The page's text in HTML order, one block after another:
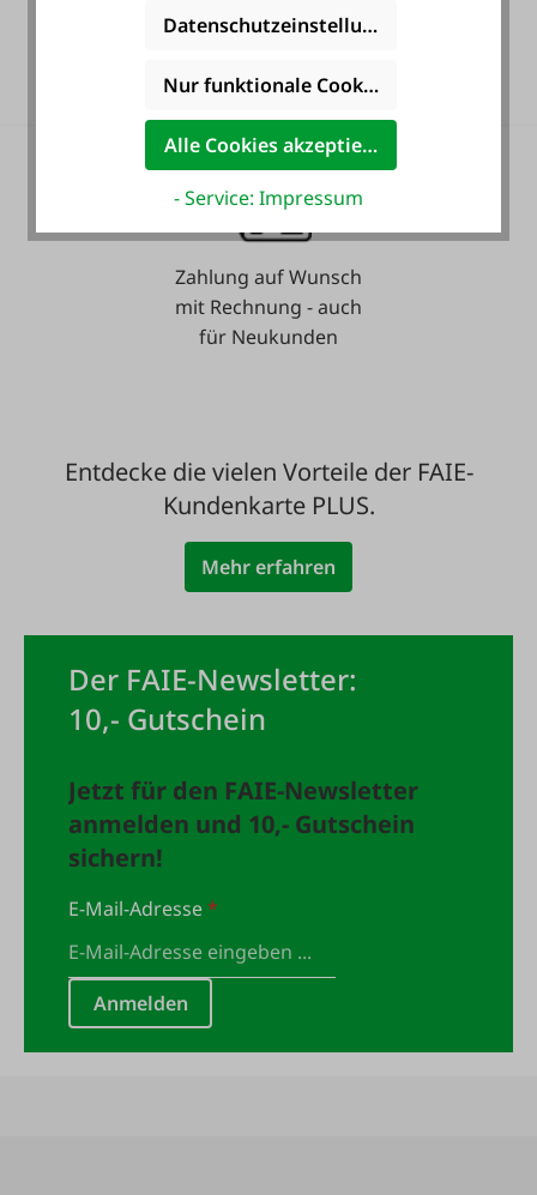
36 Monate
Zahlung auf Wunsch
mit Rechnung - auch
für Neukunden
Entdecke die vielen Vorteile der FAIE-
Kundenkarte PLUS.
Mehr erfahren
Der FAIE-Newsletter:
10,- Gutschein
Jetzt für den FAIE-Newsletter
anmelden und 10,- Gutschein
sichern!
E-Mail-Adresse*
Anmelden
Datenschutzeinstellungen
Nur funktionale Cookies akzeptieren
Alle Cookies akzeptieren
- Service: Impressum